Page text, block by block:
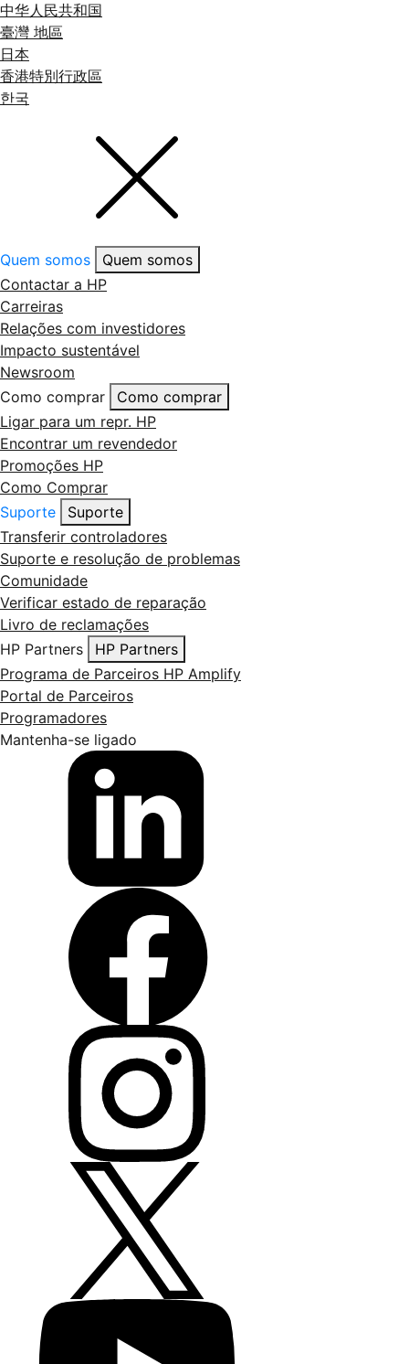
中华人民共和国
臺灣 地區
日本
香港特別行政區
한국
Quem somos
Quem somos
Contactar a HP
Carreiras
Relações com investidores
Impacto sustentável
Newsroom
Como comprar
Como comprar
Ligar para um repr. HP
Encontrar um revendedor
Promoções HP
Como Comprar
Suporte
Suporte
Transferir controladores
Suporte e resolução de problemas
Comunidade
Verificar estado de reparação
Livro de reclamações
HP Partners
HP Partners
Programa de Parceiros HP Amplify
Portal de Parceiros
Programadores
Mantenha-se ligado